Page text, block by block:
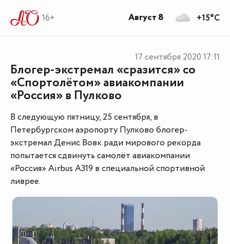
16+
Блогер-экстремал «сразится» со
«Спортолётом» авиакомпании
«Россия» в Пулково
17 сентября 2020 17:11
В следующую пятницу, 25 сентября, в
Петербургском аэропорту Пулково блогер-
экстремал Денис Вовк ради мирового рекорда
попытается сдвинуть самолёт авиакомпании
«Россия» Airbus А319 в специальной спортивной
ливрее.
+15°C
Август 8